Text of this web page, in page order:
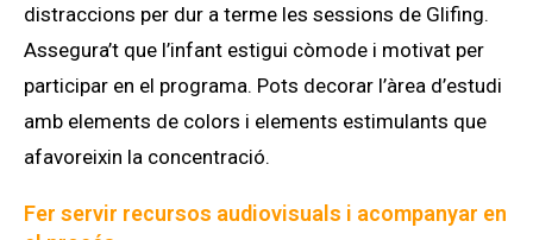
distraccions per dur a terme les sessions de Glifing.
Assegura’t que l’infant estigui còmode i motivat per
participar en el programa. Pots decorar l’àrea d’estudi
amb elements de colors i elements estimulants que
afavoreixin la concentració.
Fer servir recursos audiovisuals i acompanyar en